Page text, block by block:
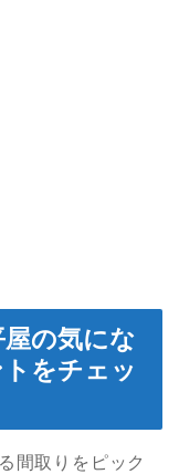
の気にな
をチェッ
間取りをピック